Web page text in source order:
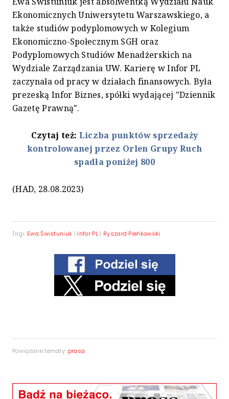
Ekonomicznych Uniwersytetu Warszawskiego, a
także studiów podyplomowych w Kolegium
Ekonomiczno-Społecznym SGH oraz
Podyplomowych Studiów Menadżerskich na
Wydziale Zarządzania UW. Karierę w Infor PL
zaczynała od pracy w działach finansowych. Była
prezeską Infor Biznes, spółki wydającej "Dziennik
Gazetę Prawną".
Czytaj też: Liczba punktów sprzedaży
kontrolowanej przez Orlen Grupy Ruch
spadła poniżej 800
(HAD, 28.08.2023)
Tagi: Ewa Świstuniuk | Infor PL| Ryszard Pieńkowski
Powiązane tematy: prasa